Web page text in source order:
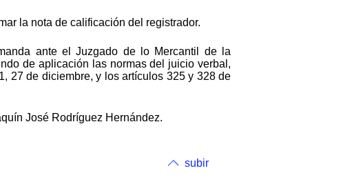
la nota de calificación del registrador.
ante el Juzgado de lo Mercantil de la
de aplicación las normas del juicio verbal,
27 de diciembre, y los artículos 325 y 328 de
José Rodríguez Hernández.
subir